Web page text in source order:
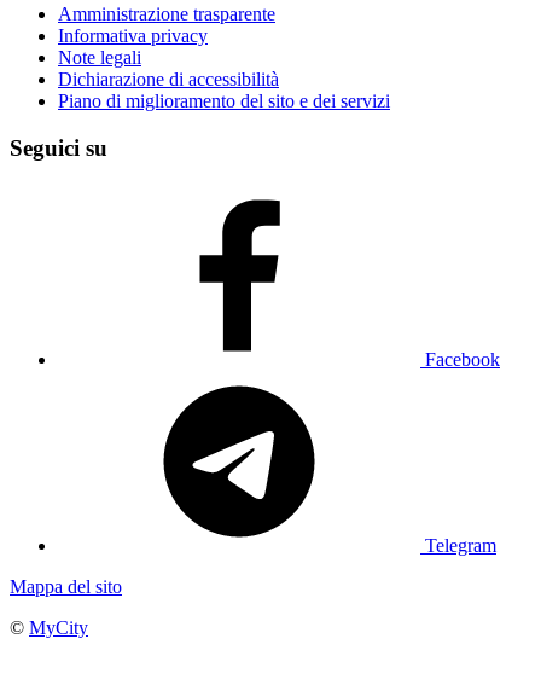
Amministrazione trasparente
Informativa privacy
Note legali
Dichiarazione di accessibilità
Piano di miglioramento del sito e dei servizi
Seguici su
Facebook
Telegram
Mappa del sito
© MyCity